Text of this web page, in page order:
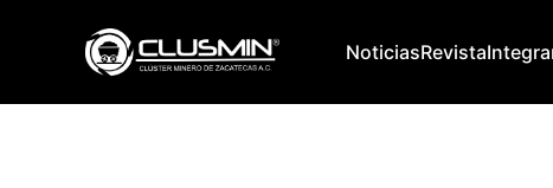
NoticiasRevista